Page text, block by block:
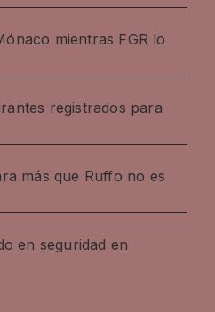
mientras FGR lo
registrados para
más que Ruffo no es
en seguridad en